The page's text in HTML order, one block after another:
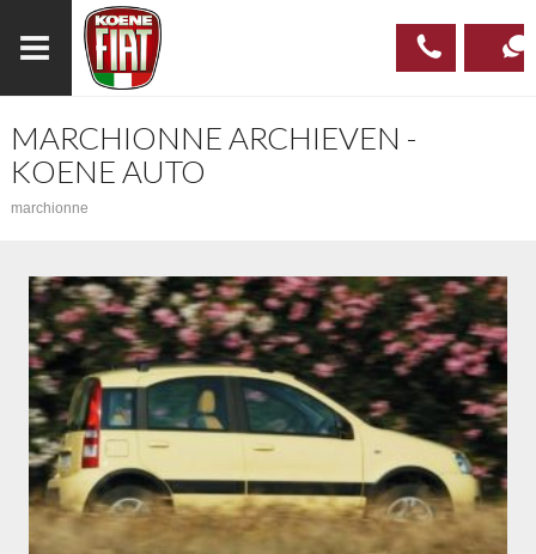
MARCHIONNE ARCHIEVEN -
KOENE AUTO
marchionne